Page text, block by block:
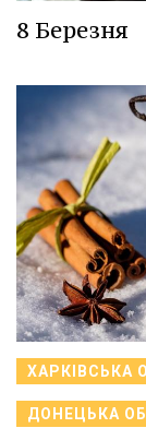
8 Березня
ХАРКІВСЬКА
ДОНЕЦЬКА